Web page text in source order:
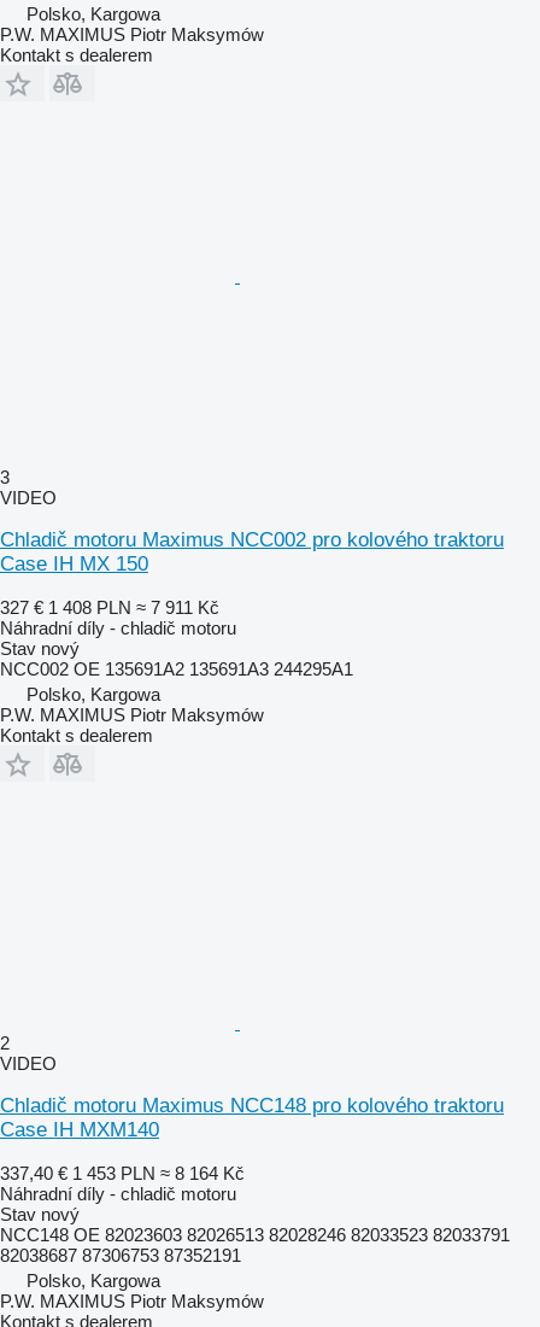
Polsko, Kargowa
P.W. MAXIMUS Piotr Maksymów
Kontakt s dealerem
3
VIDEO
Chladič motoru Maximus NCC002 pro kolového traktoru
Case IH MX 150
327 € 1 408 PLN ≈ 7 911 Kč
Náhradní díly - chladič motoru
Stav nový
NCC002 OE 135691A2 135691A3 244295A1
Polsko, Kargowa
P.W. MAXIMUS Piotr Maksymów
Kontakt s dealerem
2
VIDEO
Chladič motoru Maximus NCC148 pro kolového traktoru
Case IH MXM140
337,40 € 1 453 PLN ≈ 8 164 Kč
Náhradní díly - chladič motoru
Stav nový
NCC148 OE 82023603 82026513 82028246 82033523 82033791
82038687 87306753 87352191
Polsko, Kargowa
P.W. MAXIMUS Piotr Maksymów
Kontakt s dealerem